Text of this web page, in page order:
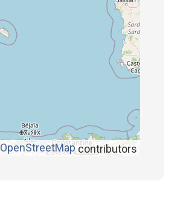
OpenStreetMapcontributors